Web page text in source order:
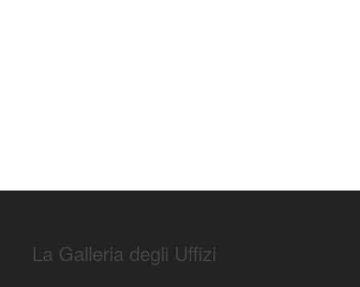
La Galleria degli Uffizi